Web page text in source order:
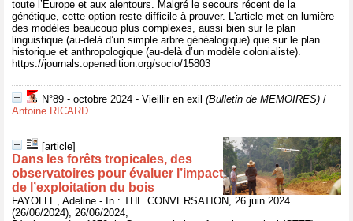
toute l’Europe et aux alentours. Malgré le secours récent de la
génétique, cette option reste difficile à prouver. L'article met en lumière
des modèles beaucoup plus complexes, aussi bien sur le plan
linguistique (au-delà d’un simple arbre généalogique) que sur le plan
historique et anthropologique (au-delà d’un modèle colonialiste).
https://journals.openedition.org/socio/15803
N°89 - octobre 2024 - Vieillir en exil (Bulletin de MEMOIRES) /
Antoine RICARD
[article]
Dans les forêts tropicales, des
observatoires pour évaluer l’impact
de l’exploitation du bois
FAYOLLE, Adeline - In : THE CONVERSATION, 26 juin 2024
(26/06/2024), 26/06/2024,